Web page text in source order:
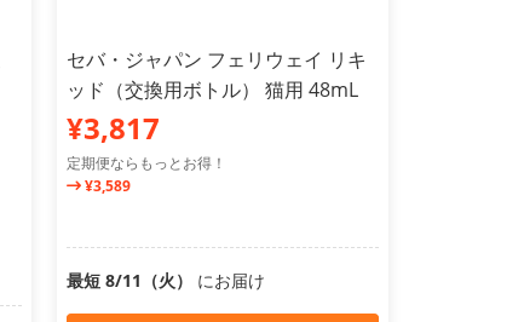
セバ・ジャパン フェリウェイ リキ
ッド（交換用ボトル） 猫用 48mL
¥3,817
定期便ならもっとお得！
¥3,589
最短 8/11（火） にお届け